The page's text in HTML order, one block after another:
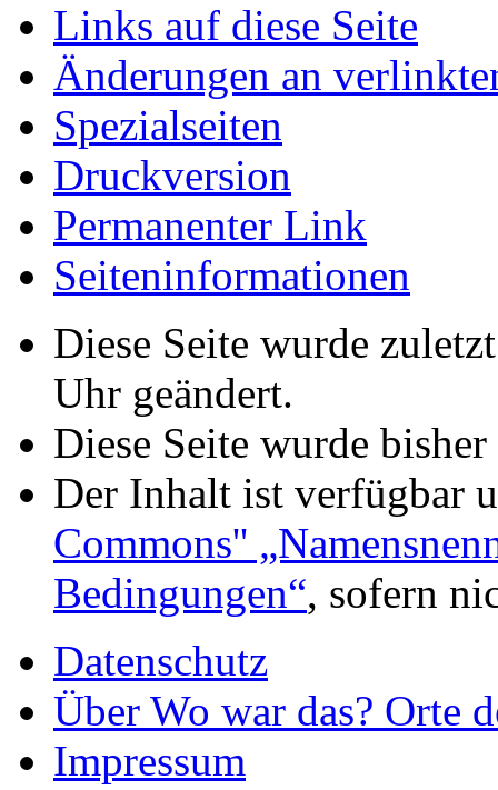
Links auf diese Seite
Änderungen an
Spezialseiten
Druckversion
Permanenter Link
Seiteninformationen
Diese Seite wurde
Uhr geändert.
Diese Seite wurde
Der Inhalt ist verfügbar
Commons''
Bedingungen“, sofern
Datenschutz
Über Wo war das? Orte
Impressum